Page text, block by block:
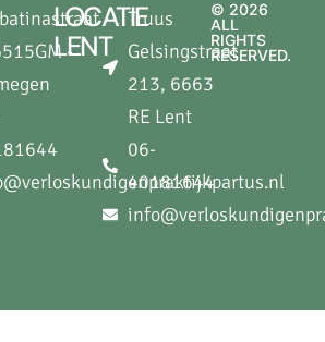
-
LOCATIE
LENT
Truus
Gelsingstraat
213, 6663
RE Lent
06-
40181644
© 2026
ALL
RIGHTS
RESERVED.